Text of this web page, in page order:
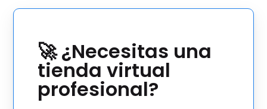
🚀 ¿Necesitas una
tienda virtual
profesional?